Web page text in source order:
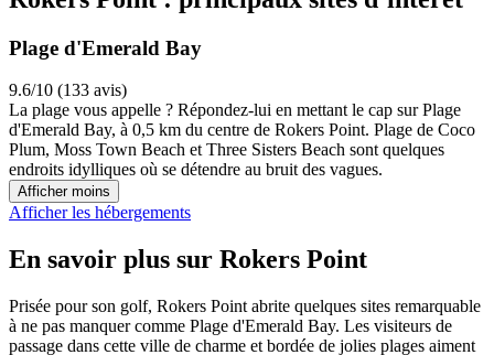
Plage d'Emerald Bay
9.6/10 (133 avis)
La plage vous appelle ? Répondez-lui en mettant le cap sur Plage
d'Emerald Bay, à 0,5 km du centre de Rokers Point. Plage de Coco
Plum, Moss Town Beach et Three Sisters Beach sont quelques
endroits idylliques où se détendre au bruit des vagues.
Afficher moins
Afficher les hébergements
En savoir plus sur Rokers Point
Prisée pour son golf, Rokers Point abrite quelques sites remarquable
à ne pas manquer comme Plage d'Emerald Bay. Les visiteurs de
passage dans cette ville de charme et bordée de jolies plages aiment